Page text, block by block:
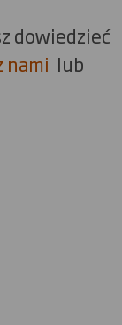
dowiedzieć
nami lub